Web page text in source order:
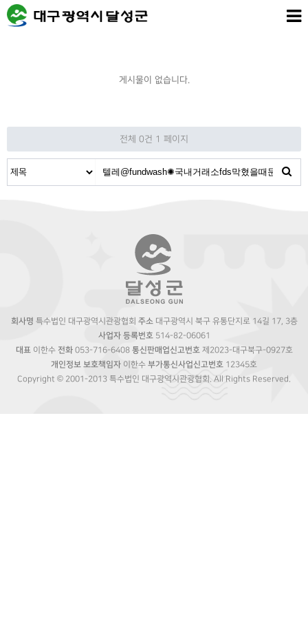
게시물이 없습니다.
전체 0건 1 페이지
회사명 특수법인 대구광역시관광협회 주소대구광역시 북구 유통단지로 14길 17, 3층
사업자 등록번호514-82-06061
대표이한수 전화053-716-6408 통신판매업신고번호제2023-대구북구-0927호
개인정보 보호책임자 이한수 부가통신사업신고번호 12345호
Copyright © 2001-2013 특수법인 대구광역시관광협회. All Rights Reserved.